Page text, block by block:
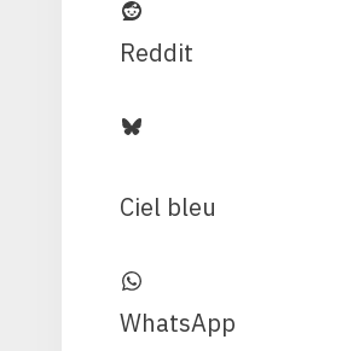
Reddit
Ciel bleu
WhatsApp